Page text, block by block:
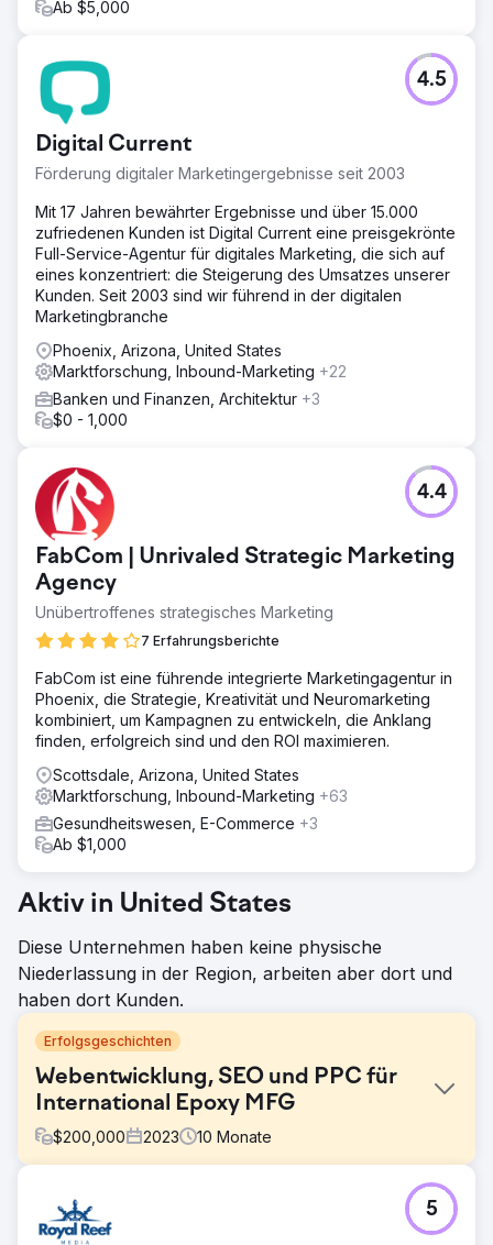
Ab $5,000
Digital Current
Förderung digitaler Marketingergebnisse seit 2003
4.5
Mit 17 Jahren bewährter Ergebnisse und über 15.000
zufriedenen Kunden ist Digital Current eine preisgekrönte
Full-Service-Agentur für digitales Marketing, die sich auf
eines konzentriert: die Steigerung des Umsatzes unserer
Kunden. Seit 2003 sind wir führend in der digitalen
Marketingbranche
Phoenix, Arizona, United States
Marktforschung, Inbound-Marketing +22
Banken und Finanzen, Architektur +3
$0 - 1,000
FabCom | Unrivaled Strategic Marketing
Agency
Unübertroffenes strategisches Marketing
7 Erfahrungsberichte
4.4
FabCom ist eine führende integrierte Marketingagentur in
Phoenix, die Strategie, Kreativität und Neuromarketing
kombiniert, um Kampagnen zu entwickeln, die Anklang
finden, erfolgreich sind und den ROI maximieren.
Scottsdale, Arizona, United States
Marktforschung, Inbound-Marketing +63
Gesundheitswesen, E-Commerce +3
Ab $1,000
Aktiv in United States
Diese Unternehmen haben keine physische
Niederlassung in der Region, arbeiten aber dort und
haben dort Kunden.
Erfolgsgeschichten
Webentwicklung, SEO und PPC für
International Epoxy MFG
$200,000 2023 10 Monate
Erstellen Sie eine neue, verbraucherorientierte Epoxid-
Marke von unserem B2B-Unternehmenshersteller.
5